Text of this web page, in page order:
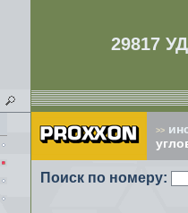
29817
>>
Поиск по номеру: